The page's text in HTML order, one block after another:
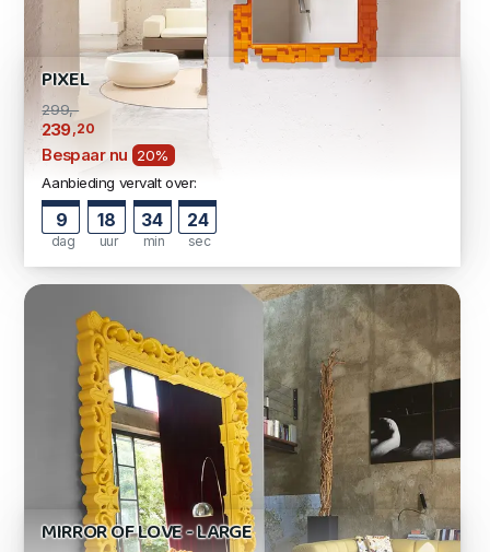
PIXEL
299,-
239 ,20
Bespaar nu
20%
Aanbieding vervalt over:
9
dag
18
uur
34
min
24
sec
MIRROR OF LOVE - LARGE